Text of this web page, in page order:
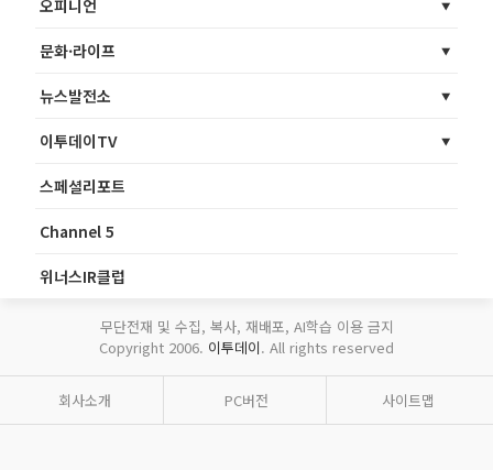
오피니언
문화·라이프
뉴스발전소
이투데이TV
스페셜리포트
Channel 5
위너스IR클럽
무단전재 및 수집, 복사, 재배포, AI학습 이용 금지
Copyright 2006. 이투데이. All rights reserved
회사소개 PC버전 사이트맵